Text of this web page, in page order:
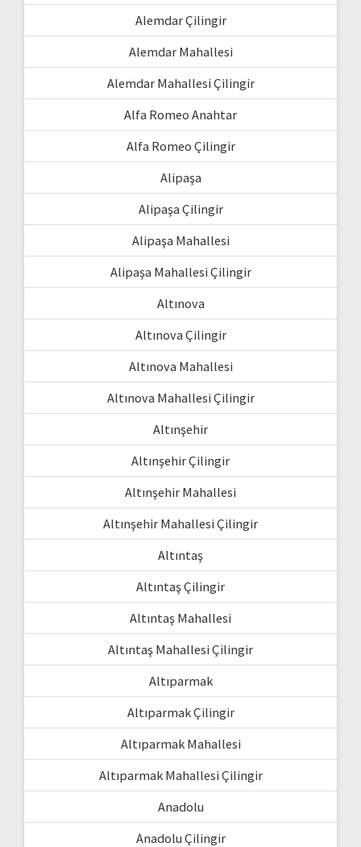
Alemdar Çilingir
Alemdar Mahallesi
Alemdar Mahallesi Çilingir
Alfa Romeo Anahtar
Alfa Romeo Çilingir
Alipaşa
Alipaşa Çilingir
Alipaşa Mahallesi
Alipaşa Mahallesi Çilingir
Altınova
Altınova Çilingir
Altınova Mahallesi
Altınova Mahallesi Çilingir
Altınşehir
Altınşehir Çilingir
Altınşehir Mahallesi
Altınşehir Mahallesi Çilingir
Altıntaş
Altıntaş Çilingir
Altıntaş Mahallesi
Altıntaş Mahallesi Çilingir
Altıparmak
Altıparmak Çilingir
Altıparmak Mahallesi
Altıparmak Mahallesi Çilingir
Anadolu
Anadolu Çilingir